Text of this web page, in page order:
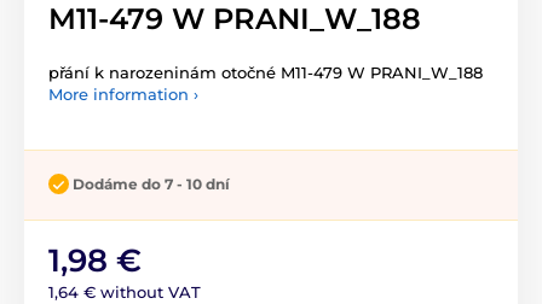
M11-479 W PRANI_W_188
přání k narozeninám otočné M11-479 W PRANI_W_188
More information ›
Dodáme do 7 - 10 dní
1,98 €
1,64 € without VAT